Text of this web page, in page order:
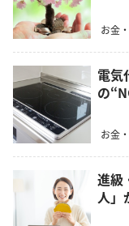
お金
電気
の
お金
進級
人」